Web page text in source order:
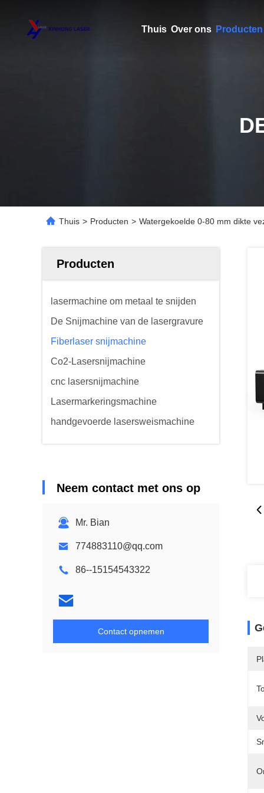
Thuis Over ons Producten
Thuis > Producten > Watergekoelde 0-80 mm dikte
Producten
lasermachine om metaal te snijden
De Snijmachine van de lasergravure
Fiberlaser snijmachine
Co2-Lasersnijmachine
cnc lasersnijmachine
Lasermarkeringsmachine
handgevoerde lasersweismachine
Neem contact met ons op
Mr. Bian
774883110@qq.com
86--15154543322
Contact opnemen